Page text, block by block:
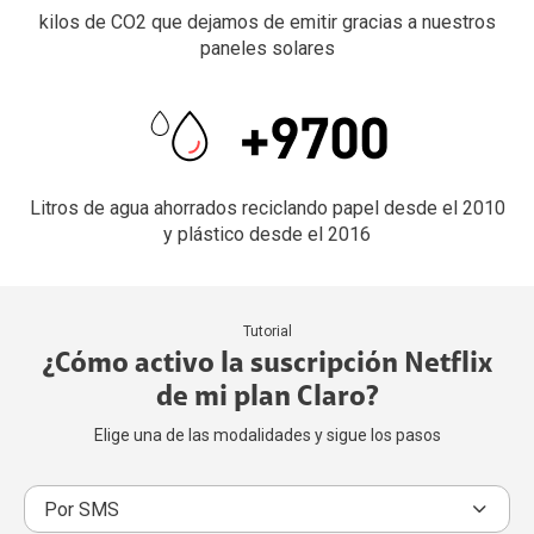
kilos de CO2 que dejamos de emitir gracias a nuestros
paneles solares
Litros de agua ahorrados reciclando papel desde el 2010
y plástico desde el 2016
Tutorial
¿Cómo activo la suscripción Netflix
de mi plan Claro?
Elige una de las modalidades y sigue los pasos